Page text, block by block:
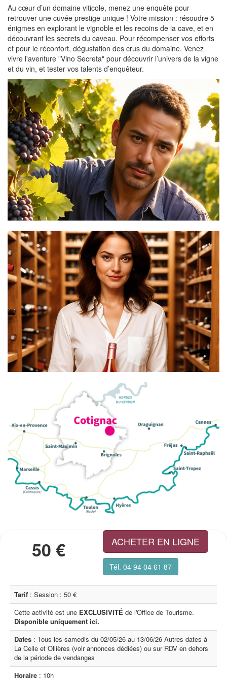
Au cœur d’un domaine viticole, menez une enquête pour
retrouver une cuvée prestige unique ! Votre mission : résoudre 5
énigmes en explorant le vignoble et les recoins de la cave, et en
découvrant les secrets du caveau. Pour récompenser vos efforts
et pour le réconfort, dégustation des crus du domaine. Venez
vivre l'aventure "Vino Secreta" pour découvrir l’univers de la vigne
et du vin, et tester vos talents d’enquêteur.
50 € ACHETER EN LIGNE
Tél. 04 94 04 61 87
Tarif : Session : 50 €
Cette activité est une EXCLUSIVITÉ de l'Office de Tourisme.
Disponible uniquement ici.
Dates : Tous les samedis du 02/05/26 au 13/06/26 Autres dates à
La Celle et Ollières (voir annonces dédiées) ou sur RDV en dehors
de la période de vendanges
Horaire : 10h